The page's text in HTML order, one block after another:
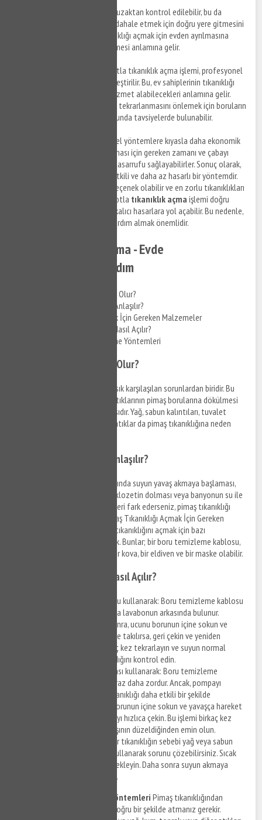
: Robotlar, uzaktan kontrol edilebilir, bu da
tesisatçının tıkalı borulara müdahale etmek için doğru yere gitmesini
sağlar. Bu, ev sahiplerinin tıkanıklığı açmak için evden ayrılmasına
gerek kalmadan hizmet alabilmesi anlamına gelir.
: Robotla tıkanıklık açma işlemi, profesyonel
tesisatçılar tarafından gerçekleştirilir. Bu, ev sahiplerinin tıkanıklığı
açmak için yüksek kaliteli bir hizmet alabilecekleri anlamına gelir.
Ayrıca, profesyoneller, sorunun tekrarlanmasını önlemek için boruların
temizlenmesi ve bakımı konusunda tavsiyelerde bulunabilir.
: Robotlar, geleneksel yöntemlere kıyasla daha ekonomik
bir seçenektir. Tıkanıklığın açılması için gereken zamanı ve çabayı
azaltarak, ev sahiplerine para tasarrufu sağlayabilirler. Sonuç olarak,
robotla tıkanıklık açma, hızlı, etkili ve daha az hasarlı bir yöntemdir.
Ev sahipleri için ekonomik bir seçenek olabilir ve en zorlu tıkanıklıkları
bile açabilirler. Ancak, eğer robotla tıkanıklık açma işlemi doğru
şekilde yapılmazsa, borularda kalıcı hasarlara yol açabilir. Bu nedenle,
profesyonel tesisatçılardan yardım almak önemlidir.
Pimaş Tıkanıklığı Açma - Evde
Yapabileceğiniz 5 Adım
Pimaş Tıkanıklığı Neden Olur?
Pimaş Tıkanıklığı Nasıl Anlaşılır?
Pimaş Tıkanıklığı Açmak İçin Gereken Malzemeler
Evde Pimaş Tıkanıklığı Nasıl Açılır?
Pimaş Tıkanıklığı Önleme Yöntemleri
Pimaş Tıkanıklığı Neden Olur?
, evlerde en sık karşılaşılan sorunlardan biridir. Bu
sorunun nedeni genellikle ev atıklarının pimaş borularına dökülmesi
ve zamanla boruların tıkanmasıdır. Yağ, sabun kalıntıları, tuvalet
kağıtları, kum, toprak ve diğer atıklar da pimaş tıkanıklığına neden
Pimaş Tıkanıklığı Nasıl Anlaşılır?
Pimaş tıkanıklığı belirtileri arasında suyun yavaş akmaya başlaması,
tuvaletin dolmaya başlaması, klozetin dolması veya banyonun su ile
dolması yer alır. Eğer bu belirtileri fark ederseniz, pimaş tıkanıklığı
olduğunu düşünebilirsiniz. Pimaş Tıkanıklığı Açmak İçin Gereken
Malzemeler Terazidere Pimaş tıkanıklığını açmak için bazı
malzemelere ihtiyacınız olacak. Bunlar; bir boru temizleme kablosu,
pompası, bir kova, bir eldiven ve bir maske olabilir.
Evde Pimaş Tıkanıklığı Nasıl Açılır?
Boru temizleme kablosu kullanarak: Boru temizleme kablosu
genellikle tuvaletin veya lavabonun arkasında bulunur.
Kabloyu çıkarttıktan sonra, ucunu borunun içine sokun ve
ilerletin. Kablo engellere takılırsa, geri çekin ve yeniden
ilerletin. Bu işlemi birkaç kez tekrarlayın ve suyun normal
seviyede akmaya başladığını kontrol edin.
Boru temizleme pompası kullanarak: Boru temizleme
pompası ile çalışmak biraz daha zordur. Ancak, pompayı
kullanarak boruda ki tıkanıklığı daha etkili bir şekilde
açabilirsiniz. Pompayı borunun içine sokun ve yavaşça hareket
ettirin. Ardından pompayı hızlıca çekin. Bu işlemi birkaç kez
tekrarlayın ve suyun akışının düzeldiğinden emin olun.
Sıcak su kullanarak: Eğer tıkanıklığın sebebi yağ veya sabun
kalıntıları ise, sıcak su kullanarak sorunu çözebilirsiniz. Sıcak
suyu boruya dökün ve bekleyin. Daha sonra suyun akmaya
başladığını kontrol edin.
Pimaş Tıkanıklığı Önleme Yöntemleri Pimaş tıkanıklığından
korunmak için atık maddeleri doğru bir şekilde atmanız gerekir.